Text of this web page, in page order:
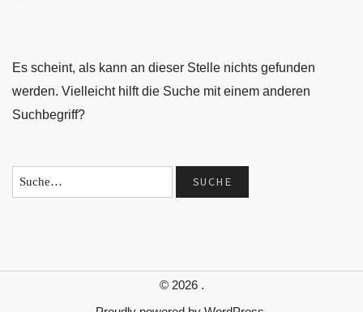
Es scheint, als kann an dieser Stelle nichts gefunden
werden. Vielleicht hilft die Suche mit einem anderen
Suchbegriff?
© 2026 .